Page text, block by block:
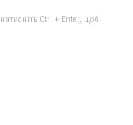
Ctrl + Enter, щоб